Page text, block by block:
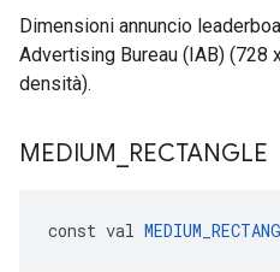
Dimensioni annuncio
Advertising Bureau (IAB) (728
densità).
MEDIUM RECTANGLE
const val